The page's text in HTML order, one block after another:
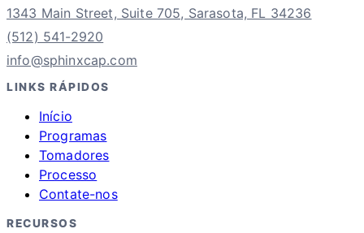
1343 Main Street, Suite 705, Sarasota, FL 34236
(512) 541-2920
info@sphinxcap.com
LINKS RÁPIDOS
Início
Programas
Tomadores
Processo
Contate-nos
RECURSOS